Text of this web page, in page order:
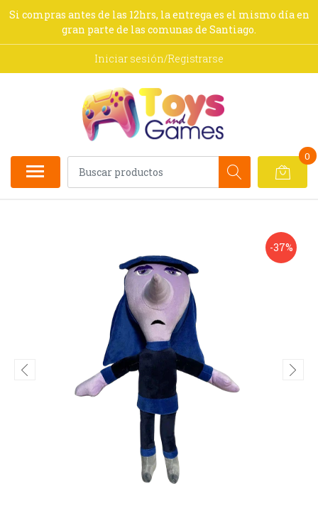
Si compras antes de las 12hrs, la entrega es el mismo día en
gran parte de las comunas de Santiago.
Iniciar sesión/Registrarse
0
-37%